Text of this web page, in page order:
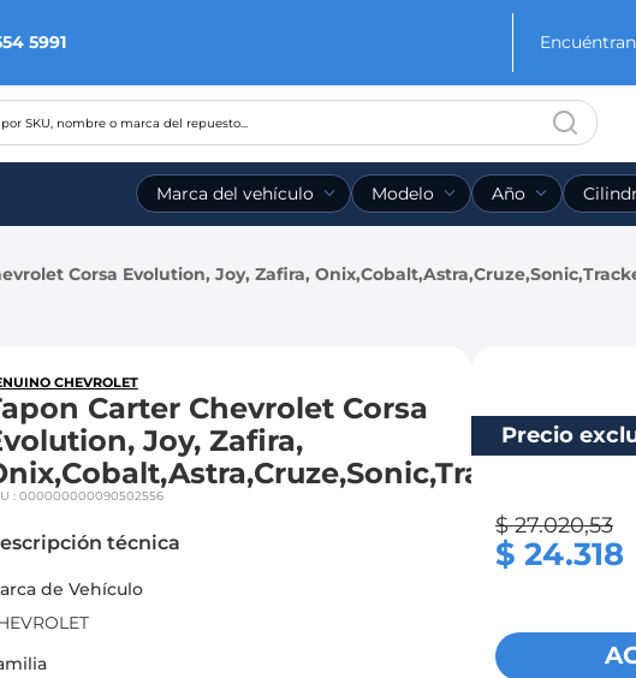
5991
SKU, nombre o marca del repuesto...
Marca del vehículo Modelo Año
Corsa Evolution, Joy, Zafira,
CHEVROLET
Carter Chevrolet Corsa
Joy, Zafira,
: 000000000090502556
técnica
de Vehículo
Precio
$ 27.020,53
$ 24.318